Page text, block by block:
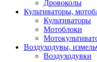
Дровоколы
Культиваторы,
Культиваторы
Мотоблоки
Воздуходувы,
Воздуходувки